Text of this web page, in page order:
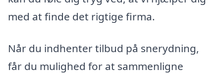
med at finde det rigtige firma.
Når du indhenter tilbud på snerydning,
får du mulighed for at sammenligne